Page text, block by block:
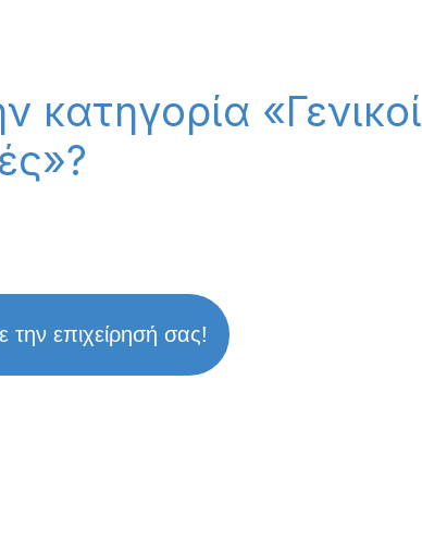
κατηγορία «Γενικοί
την επιχείρησή σας!